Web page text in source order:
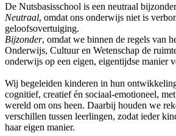
De Nutsbasisschool is een neutraal
Neutraal, omdat ons onderwijs niet is
geloofsovertuiging.
Bijzonder, omdat we binnen de regels van
Onderwijs, Cultuur en Wetenschap de
onderwijs op een eigen, eigentijdse manier
Wij begeleiden kinderen in hun
cognitief, creatief én sociaal-emotioneel,
wereld om ons heen. Daarbij houden we
verschillen tussen leerlingen, zodat ieder
haar eigen manier.